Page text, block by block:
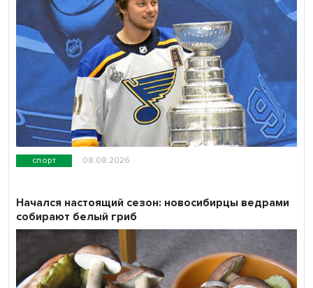
спорт 08.08.2026
Начался настоящий сезон: новосибирцы ведрами
собирают белый гриб